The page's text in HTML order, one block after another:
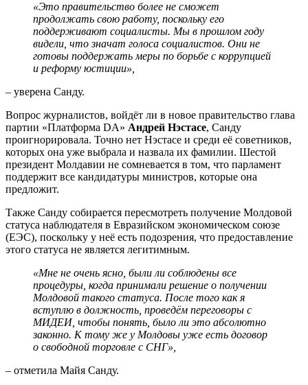
«Это правительство более не сможет
продолжать свою работу, поскольку его
поддерживают социалисты. Мы в прошлом году
видели, что значат голоса социалистов. Они не
готовы поддержать меры по борьбе с коррупцией
и реформу юстиции»,
– уверена Санду.
Вопрос журналистов, войдёт ли в новое правительство глава
партии «Платформа DA» Андрей Нэстасе, Санду
проигнорировала. Точно нет Нэстасе и среди её советников,
которых она уже выбрала и назвала их фамилии. Шестой
президент Молдавии не сомневается в том, что парламент
поддержит все кандидатуры министров, которые она
предложит.
Также Санду собирается пересмотреть получение Молдовой
статуса наблюдателя в Евразийском экономическом союзе
(ЕЭС), поскольку у неё есть подозрения, что предоставление
этого статуса не является легитимным.
«Мне не очень ясно, были ли соблюдены все
процедуры, когда принимали решение о получении
Молдовой такого статуса. После того как я
вступлю в должность, проведём переговоры с
МИДЕИ, чтобы понять, было ли это абсолютно
законно. К тому же у Молдовы уже есть договор
о свободной торговле с СНГ»,
– отметила Майя Санду.